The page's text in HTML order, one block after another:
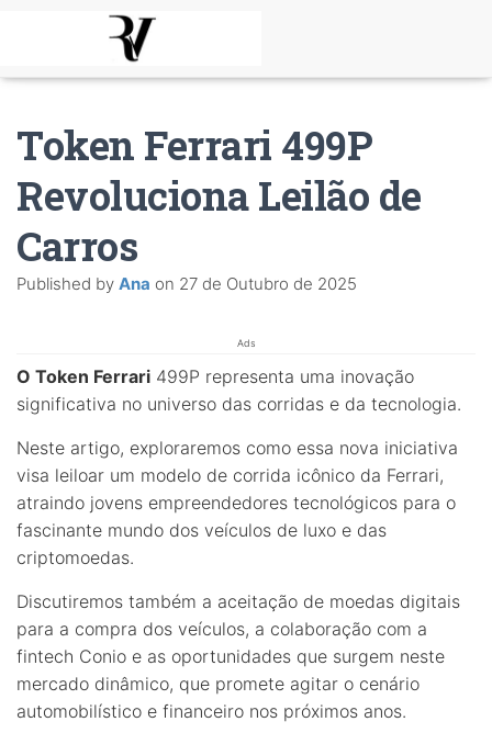
Token Ferrari 499P
Revoluciona Leilão de
Carros
Published by Ana on 27 de Outubro de 2025
Ads
O Token Ferrari 499P representa uma inovação
significativa no universo das corridas e da tecnologia.
Neste artigo, exploraremos como essa nova iniciativa
visa leiloar um modelo de corrida icônico da Ferrari,
atraindo jovens empreendedores tecnológicos para o
fascinante mundo dos veículos de luxo e das
criptomoedas.
Discutiremos também a aceitação de moedas digitais
para a compra dos veículos, a colaboração com a
fintech Conio e as oportunidades que surgem neste
mercado dinâmico, que promete agitar o cenário
automobilístico e financeiro nos próximos anos.